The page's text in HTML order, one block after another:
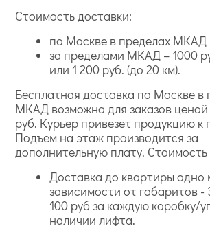
Стоимость доставки:
по Москве в пределах МКАД
за пределами МКАД – 1000
или 1 200 руб. (до 20 км).
Бесплатная доставка по Москве в
МКАД возможна для заказов
руб. Курьер привезет продукцию к
Подъем на этаж производится за
дополнительную плату.
Доставка до квартиры одно
зависимости от габаритов -
100 руб за каждую коробку/
наличии лифта.